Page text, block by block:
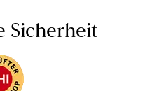
Sicherheit